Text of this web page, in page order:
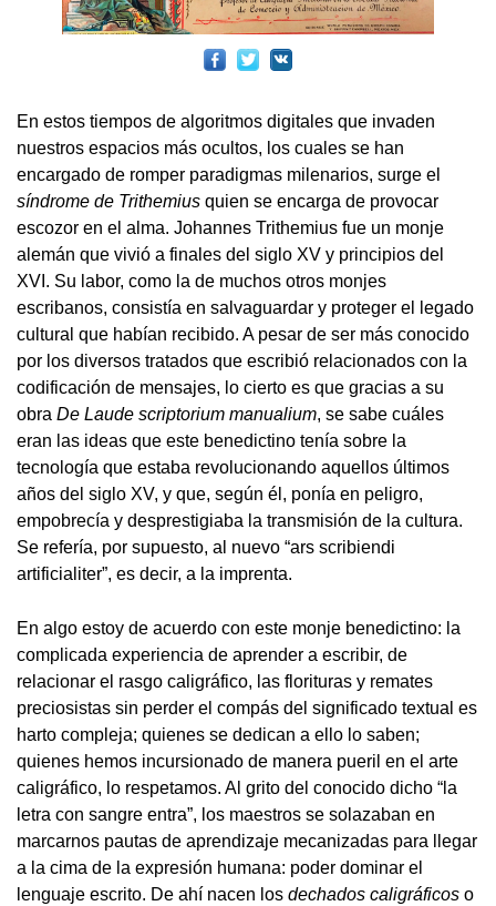
En estos tiempos de algoritmos digitales que invaden
nuestros espacios más ocultos, los cuales se han
encargado de romper paradigmas milenarios, surge el
síndrome de Trithemius quien se encarga de provocar
escozor en el alma. Johannes Trithemius fue un monje
alemán que vivió a finales del siglo XV y principios del
XVI. Su labor, como la de muchos otros monjes
escribanos, consistía en salvaguardar y proteger el legado
cultural que habían recibido. A pesar de ser más conocido
por los diversos tratados que escribió relacionados con la
codificación de mensajes, lo cierto es que gracias a su
obra De Laude scriptorium manualium, se sabe cuáles
eran las ideas que este benedictino tenía sobre la
tecnología que estaba revolucionando aquellos últimos
años del siglo XV, y que, según él, ponía en peligro,
empobrecía y desprestigiaba la transmisión de la cultura.
Se refería, por supuesto, al nuevo “ars scribiendi
artificialiter”, es decir, a la imprenta.
En algo estoy de acuerdo con este monje benedictino: la
complicada experiencia de aprender a escribir, de
relacionar el rasgo caligráfico, las florituras y remates
preciosistas sin perder el compás del significado textual es
harto compleja; quienes se dedican a ello lo saben;
quienes hemos incursionado de manera pueril en el arte
caligráfico, lo respetamos. Al grito del conocido dicho “la
letra con sangre entra”, los maestros se solazaban en
marcarnos pautas de aprendizaje mecanizadas para llegar
a la cima de la expresión humana: poder dominar el
lenguaje escrito. De ahí nacen los dechados caligráficos o